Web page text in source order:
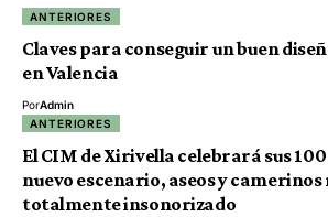
ANTERIORES
Claves para conseguir un buen
en Valencia
PorAdmin
ANTERIORES
El CIM de Xirivella celebrará sus
nuevo escenario, aseos y
totalmente insonorizado